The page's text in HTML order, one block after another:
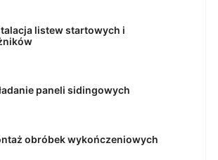
listew startowych i
paneli sidingowych
obróbek wykończeniowych